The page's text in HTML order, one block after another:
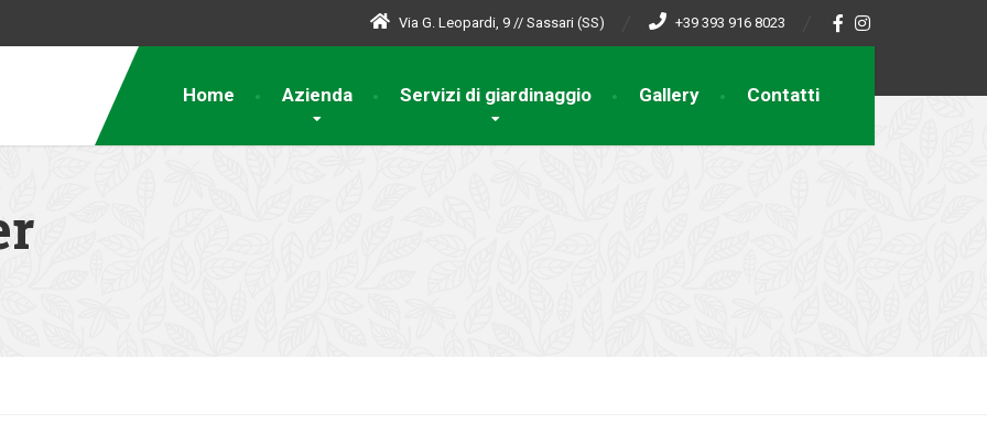
Via G. Leopardi, 9 // Sassari (SS) +39 393 916 8023
Home Azienda Servizi di giardinaggio Gallery Contatti